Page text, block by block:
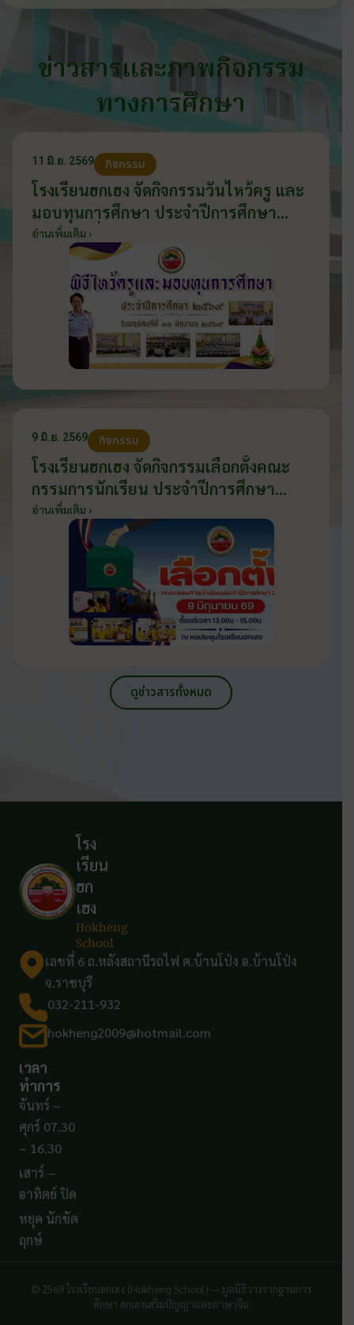
ข่าวสารและภาพกิจกรรม
ทางการศึกษา
11 มิ.ย. 2569 กิจกรรม
โรงเรียนฮกเฮง จัดกิจกรรมวันไหว้ครู และ
มอบทุนการศึกษา ประจำปีการศึกษา
2569 วันที่ 11 มิถุนายน 2569
อ่านเพิ่มเติม ›
9 มิ.ย. 2569 กิจกรรม
โรงเรียนฮกเฮง จัดกิจกรรมเลือกตั้งคณะ
กรรมการนักเรียน ประจำปีการศึกษา
2569 ส่งเสริมประชาธิปไตยในโรงเรียน
วันที่ 9 มิถุนายน 2569
อ่านเพิ่มเติม ›
ดูข่าวสารทั้งหมด
โรง
เรียน
ฮก
เฮง
Hokheng
School
เลขที่ 6 ถ.หลังสถานีรถไฟ ต.บ้านโป่ง อ.บ้านโป่ง
จ.ราชบุรี
032-211-932
hokheng2009@hotmail.com
เวลา
ทำการ
จันทร์ –
ศุกร์ 07.30
– 16.30
เสาร์ –
อาทิตย์ ปิด
หยุด นักขัต
ฤกษ์
© 2569 โรงเรียนฮกเฮง (Hokheng School) — มูลนิธิวางรากฐานการ
ศึกษา ฮกเฮงเสริมปัญญาและภาษาจีน